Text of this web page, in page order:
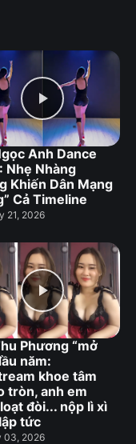
Anh Dance
Nhẹ Nhàng
Khiến Dân Mạng
Cả Timeline
21, 2026
Phương “mở
năm:
khoe tâm
tròn, anh em
đòi... nộp lì xì
tức
03, 2026